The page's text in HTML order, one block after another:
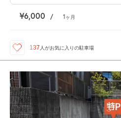
¥6,000 / 1ヶ月
137 人がお気に入りの駐車場